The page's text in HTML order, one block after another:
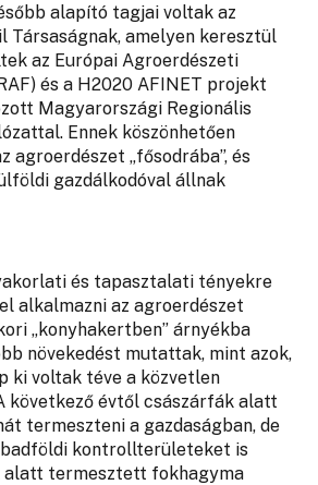
alapító tagjai voltak az
Társaságnak, amelyen keresztül
az Európai Agroerdészeti
és a H2020 AFINET projekt
Magyarországi Regionális
Ennek köszönhetően
agroerdészet „fősodrába”, és
gazdálkodóval állnak
és tapasztalati tényekre
alkalmazni az agroerdészet
„konyhakertben” árnyékba
növekedést mutattak, mint azok,
ki voltak téve a közvetlen
következő évtől császárfák alatt
termeszteni a gazdaságban, de
kontrollterületeket is
termesztett fokhagyma